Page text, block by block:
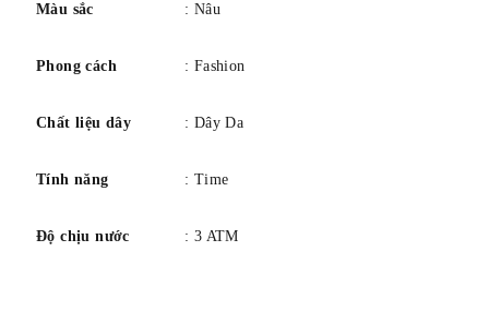
Màu sắc : Nâu
Phong cách : Fashion
Chất liệu dây : Dây Da
Tính năng : Time
Độ chịu nước : 3 ATM